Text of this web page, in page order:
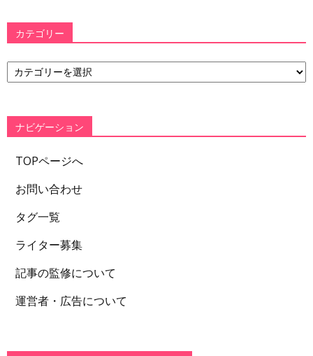
カテゴリー
カ
テ
ー
ナビゲーション
TOPページへ
お問い合わせ
タグ一覧
ライター募集
記事の監修について
運営者・広告について